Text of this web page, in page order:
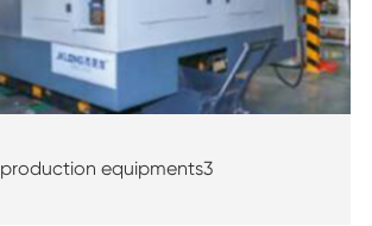
production equipments3